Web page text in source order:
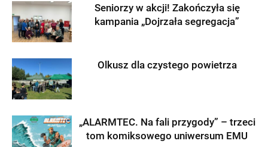
Seniorzy w akcji! Zakończyła się
kampania „Dojrzała segregacja”
Olkusz dla czystego powietrza
„ALARMTEC. Na fali przygody” – trzeci
tom komiksowego uniwersum EMU